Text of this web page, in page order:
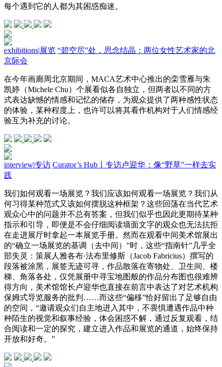
每个遇到它的人都为其困惑痴迷。
exhibitions|展览 “碧空尽”处，思念结晶：两位女性艺术家的北
京际会
在今年画廊周北京期间，MACA艺术中心推出的栾雪雁与朱
凯婷（Michele Chu）个展看似各自独立，但两者以不同的方
式表达缺憾的情感和记忆的储存，为观众提供了两种感性状态
的体验，某种程度上，也许可以将其看作机构对于人们情感经
验互为补充的讨论。
interview|专访 Curator’s Hub丨专访卢迎华 ：像“野草”一样去实
践
我们如何观看一场展览？我们应该如何观看一场展览？我们从
何习得某种范式又该如何摆脱这种框架？这些回荡在当代艺术
观众心中的问题并不总有答案，但我们似乎也因此更期待某种
指示和引导，即便是不会仔细阅读墙面文字的观众也无法抗拒
在走进展厅时拿起一本展览手册。然而在观看中间美术馆展出
的“确立一场展览的基调（去中间）”时，这些“指南针”几乎全
部失灵：策展人雅各布·法布里修斯（Jacob Fabricius）撰写的
段落被涂黑，展签无迹可寻，作品散落在寄物处、卫生间、楼
梯、角落各处，仅凭展册中寻宝地图般的作品分布图也很难辨
得方向，美术馆馆长卢迎华也直接在前言中表达了对艺术机构
保姆式导览服务的批判……而这些“偏移”恰好留出了足够自由
的空间，“邀请观众们自主地进入其中，不畏惧遭遇作品中种
种陌生的视觉和叙事经验，体会困惑不解，通过反复观看，结
合阅读和一定的探究，建立进入作品和展览的通道，始终保持
开放和好奇。”